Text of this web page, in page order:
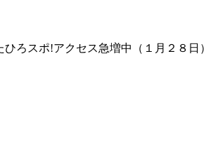
ろスポ!アクセス急増中（１月２８日）